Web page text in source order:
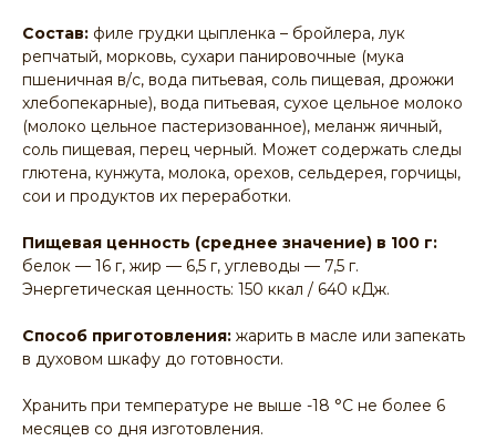
Состав: филе грудки цыпленка – бройлера, лук
репчатый, морковь, сухари панировочные (мука
пшеничная в/с, вода питьевая, соль пищевая, дрожжи
хлебопекарные), вода питьевая, сухое цельное молоко
(молоко цельное пастеризованное), меланж яичный,
соль пищевая, перец черный. Может содержать следы
глютена, кунжута, молока, орехов, сельдерея, горчицы,
сои и продуктов их переработки.
Пищевая ценность (среднее значение) в 100 г:
белок — 16 г, жир — 6,5 г, углеводы — 7,5 г.
Энергетическая ценность: 150 ккал / 640 кДж.
Способ приготовления: жарить в масле или запекать
в духовом шкафу до готовности.
Хранить при температуре не выше -18 °C не более 6
месяцев со дня изготовления.